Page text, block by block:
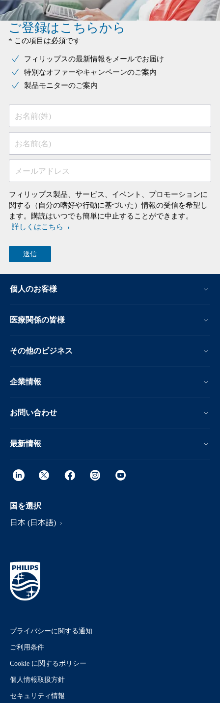
ご登録はこちらから
* この項目は必須です
フィリップスの最新情報をメールでお届け
特別なオファーやキャンペーンのご案内
製品モニターのご案内
お名前(姓)
お名前(名)
メールアドレス
フィリップス製品、サービス、イベント、プロモーションに
関する（自分の嗜好や行動に基づいた）情報の受信を希望し
ます。購読はいつでも簡単に中止することができます。
詳しくはこちら
個人のお客様
医療関係の皆様
その他のビジネス
企業情報
お問い合わせ
最新情報
国を選択
日本 (日本語)
プライバシーに関する通知
ご利用条件
Cookie に関するポリシー
個人情報取扱方針
セキュリティ情報